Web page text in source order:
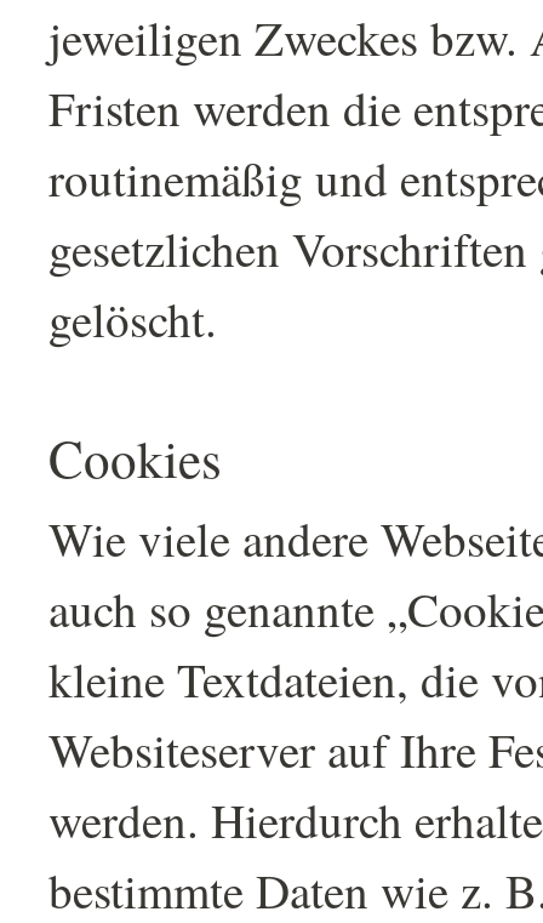
jeweiligen Zweckes bzw.
Fristen werden die
routinemäßig und
gesetzlichen
gelöscht.
Cookies
Wie viele andere
auch so genannte
kleine Textdateien, die
Websiteserver auf Ihre
werden. Hierdurch
bestimmte Daten wie z.